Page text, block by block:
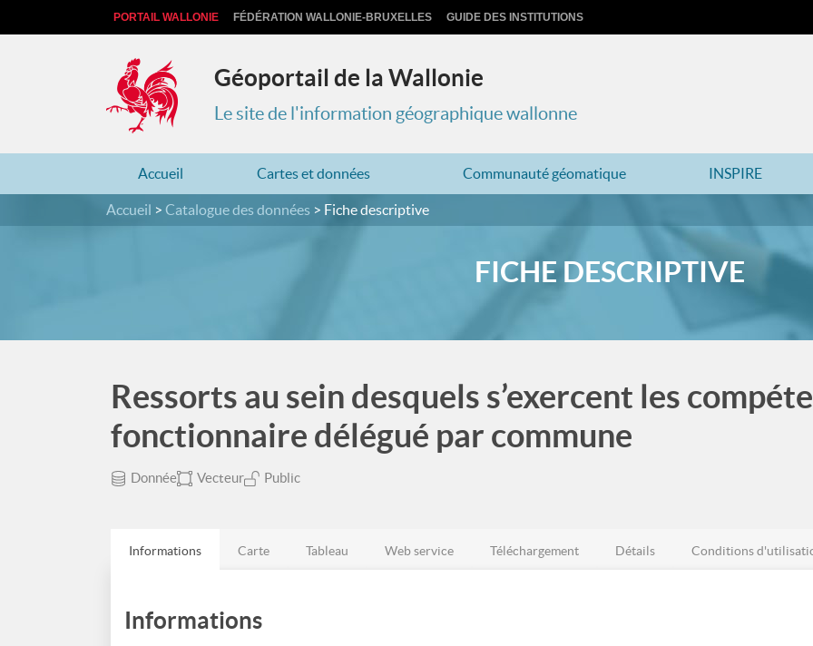
PORTAIL WALLONIE FÉDÉRATION WALLONIE-BRUXELLES GUIDE DES INSTITUTIONS
Géoportail de la Wallonie
Le site de l'information géographique wallonne
Accueil Cartes et données Communauté géomatique INSPIRE
Accueil Catalogue des données Fiche descriptive
FICHE DESCRIPTIVE
Ressorts au sein desquels s’exercent les
fonctionnaire délégué par commune
Donnée Vecteur Public
Informations Carte Tableau Web service Téléchargement Détails Conditions
Informations